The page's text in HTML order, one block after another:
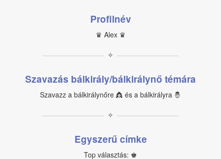
Profilnév
♛ Alex ♛
✧
Szavazás bálkirály/bálkirálynő témára
Szavazz a bálkirálynőre 👸 és a bálkirályra 🤴
✧
Egyszerű címke
Top választás: ♚